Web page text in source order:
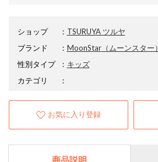
ショップ ： TSURUYA ツルヤ
ブランド
： MoonStar（ムーンスター）
性別タイプ
： キッズ
カテゴリ
：
お気に入り登録
商品説明